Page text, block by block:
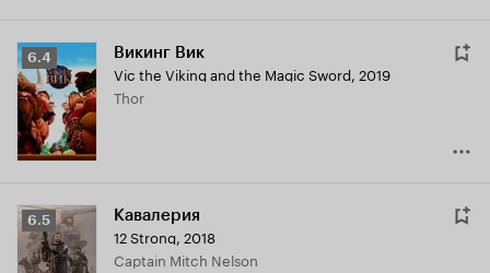
Рейтинг
Кинопоиска
6.4
6.4 Викинг Вик
Vic the Viking and the Magic Sword, 2019
Thor
Рейтинг
Кинопоиска
6.5
6.5 Кавалерия
12 Strong, 2018
Captain Mitch Nelson